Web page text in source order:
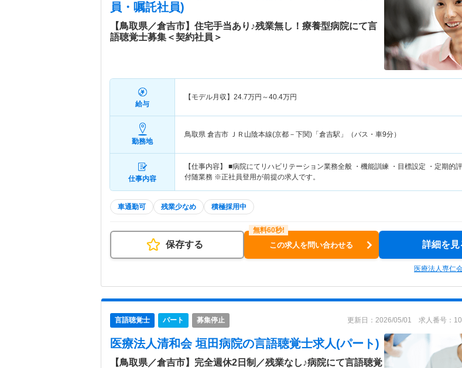
員・嘱託社員)
【鳥取県／倉吉市】住宅手当あり♪残業無し！療養型病院にて言
語聴覚士募集＜契約社員＞
給与
【モデル月収】 24.7万円～40.4万円
勤務地
鳥取県 倉吉市 ＪＲ山陰本線(京都－下関)「倉吉駅」（バス・車9分）
仕事内容
【仕事内容】 ■病院にてリハビリテーション業務全般 ・機能訓練 ・目標設定 ・定期的
付随業務 ※正社員登用が前提の求人です。
車通勤可 残業少なめ 積極採用中
保存する この求人を問い合わせる 詳細を見
医療法人専仁
言語聴覚士 パート 募集停止 更新日：2026/05/01 求人番号：
医療法人清和会 垣田病院の言語聴覚士求人(パート)
【鳥取県／倉吉市】完全週休2日制／残業なし♪病院にて言語聴覚